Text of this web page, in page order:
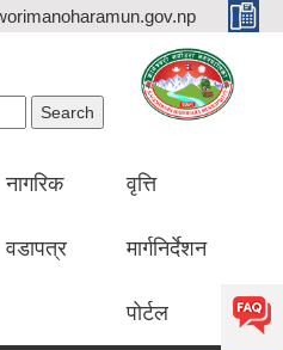
नागरिक
वडापत्र
वृत्ति
मार्गनिर्देशन
पोर्टल